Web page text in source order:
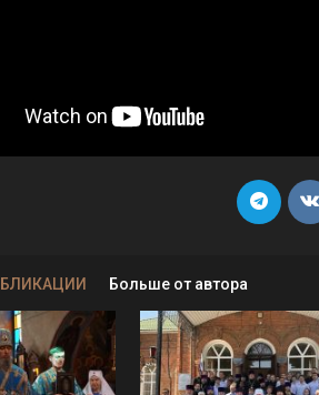
Больше от автора